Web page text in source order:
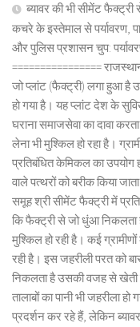
ब्यावर की भी सीमेंट
कचरे के इस्तेमाल से पर्यावरण,
और पुलिस प्रशासन चुप:
================
जो प्लांट (फैक्ट्री) लगा हुआ है
हो गया है। यह प्लांट देश के
घराना समाजसेवा का दावा
लेना भी मुश्किल हो रहा है।
प्रतिबंधित केमिकल का
वाले पत्थरों को बरीक किया
समूह श्री सीमेंट फैक्ट्री में
कि फैक्ट्री से जो धुंआ
मुश्किल हो रही है। कई
रही है। इस जहरीली परत को
निकलता है उसकी वजह से
तालाबों का पानी भी जहरीला
प्रदर्शन कर रहे हैं, लेकिन